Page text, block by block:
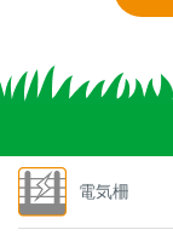
電気柵